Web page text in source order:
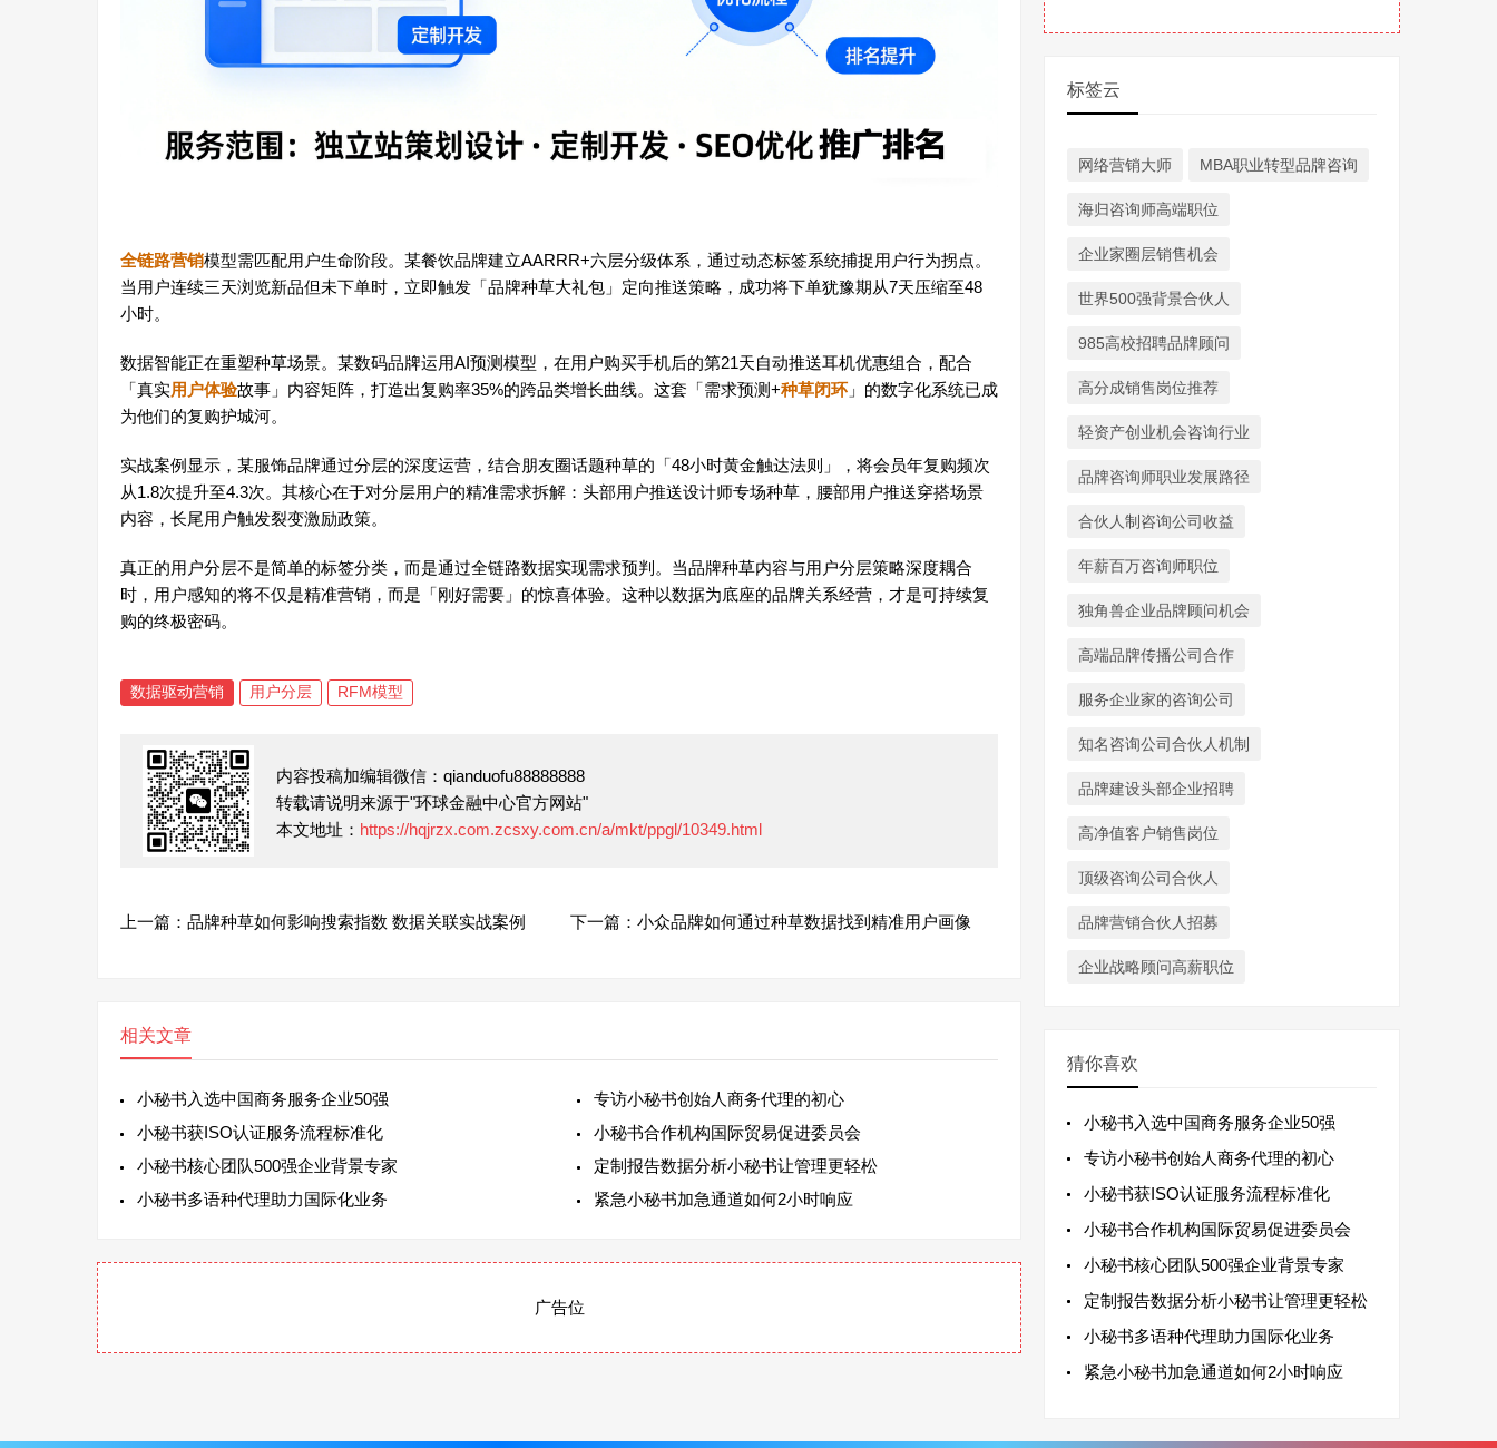
全链路营销模型需匹配用户生命阶段。某餐饮品牌建立AARRR+六层分级体系，通过动态标签系统捕捉用户行为拐点。
当用户连续三天浏览新品但未下单时，立即触发「品牌种草大礼包」定向推送策略，成功将下单犹豫期从7天压缩至48
小时。
数据智能正在重塑种草场景。某数码品牌运用AI预测模型，在用户购买手机后的第21天自动推送耳机优惠组合，配合
「真实用户体验故事」内容矩阵，打造出复购率35%的跨品类增长曲线。这套「需求预测+种草闭环」的数字化系统已成
为他们的复购护城河。
实战案例显示，某服饰品牌通过分层的深度运营，结合朋友圈话题种草的「48小时黄金触达法则」，将会员年复购频次
从1.8次提升至4.3次。其核心在于对分层用户的精准需求拆解：头部用户推送设计师专场种草，腰部用户推送穿搭场景
内容，长尾用户触发裂变激励政策。
真正的用户分层不是简单的标签分类，而是通过全链路数据实现需求预判。当品牌种草内容与用户分层策略深度耦合
时，用户感知的将不仅是精准营销，而是「刚好需要」的惊喜体验。这种以数据为底座的品牌关系经营，才是可持续复
购的终极密码。
数据驱动营销 用户分层 RFM模型
内容投稿加编辑微信：qianduofu88888888
转载请说明来源于"环球金融中心官方网站"
本文地址： https://hqjrzx.com.zcsxy.com.cn/a/mkt/ppgl/10349.html
上一篇：品牌种草如何影响搜索指数 数据关联实战案例 下一篇：小众品牌如何通过种草数据找到精准用户画像
相关文章
小秘书入选中国商务服务企业50强
专访小秘书创始人商务代理的初心
小秘书获ISO认证服务流程标准化
小秘书合作机构国际贸易促进委员会
小秘书核心团队500强企业背景专家
定制报告数据分析小秘书让管理更轻松
小秘书多语种代理助力国际化业务
紧急小秘书加急通道如何2小时响应
广告位
标签云
网络营销大师 MBA职业转型品牌咨询
海归咨询师高端职位
企业家圈层销售机会
世界500强背景合伙人
985高校招聘品牌顾问
高分成销售岗位推荐
轻资产创业机会咨询行业
品牌咨询师职业发展路径
合伙人制咨询公司收益
年薪百万咨询师职位
独角兽企业品牌顾问机会
高端品牌传播公司合作
服务企业家的咨询公司
知名咨询公司合伙人机制
品牌建设头部企业招聘
高净值客户销售岗位
顶级咨询公司合伙人
品牌营销合伙人招募
企业战略顾问高薪职位
猜你喜欢
小秘书入选中国商务服务企业50强
专访小秘书创始人商务代理的初心
小秘书获ISO认证服务流程标准化
小秘书合作机构国际贸易促进委员会
小秘书核心团队500强企业背景专家
定制报告数据分析小秘书让管理更轻松
小秘书多语种代理助力国际化业务
紧急小秘书加急通道如何2小时响应